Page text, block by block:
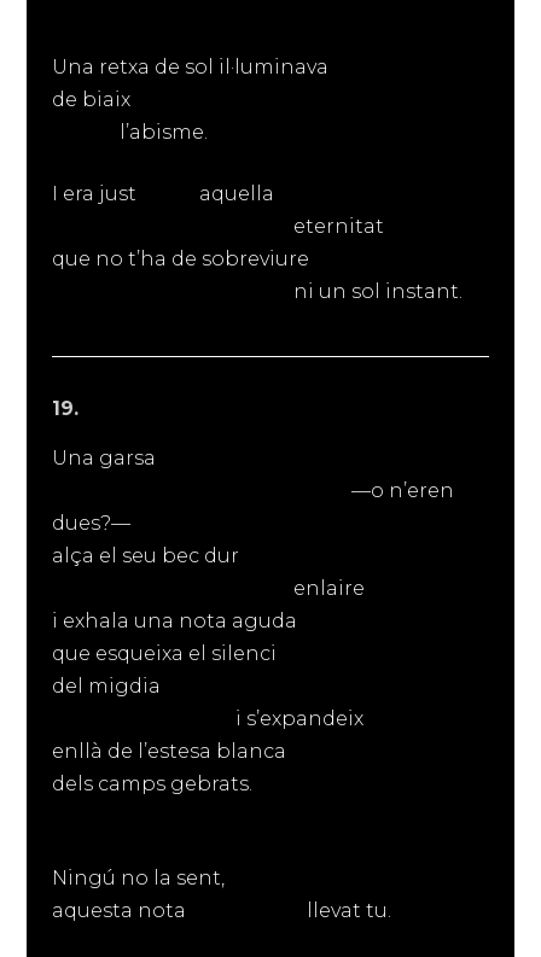
Una retxa de sol il·luminava
de biaix
l’abisme.
I era just aquella
eternitat
que no t’ha de sobreviure
ni un sol instant.
19.
Una garsa
—o n’eren
dues?—
alça el seu bec dur
enlaire
i exhala una nota aguda
que esqueixa el silenci
del migdia
i s’expandeix
enllà de l’estesa blanca
dels camps gebrats.
Ningú no la sent,
aquesta nota llevat tu.